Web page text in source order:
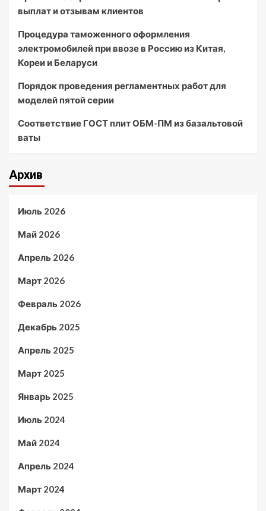
выплат и отзывам клиентов
Процедура таможенного оформления
электромобилей при ввозе в Россию из Китая,
Кореи и Беларуси
Порядок проведения регламентных работ для
моделей пятой серии
Соответствие ГОСТ плит ОБМ-ПМ из базальтовой
ваты
Архив
Июль 2026
Май 2026
Апрель 2026
Март 2026
Февраль 2026
Декабрь 2025
Апрель 2025
Март 2025
Январь 2025
Июль 2024
Май 2024
Апрель 2024
Март 2024